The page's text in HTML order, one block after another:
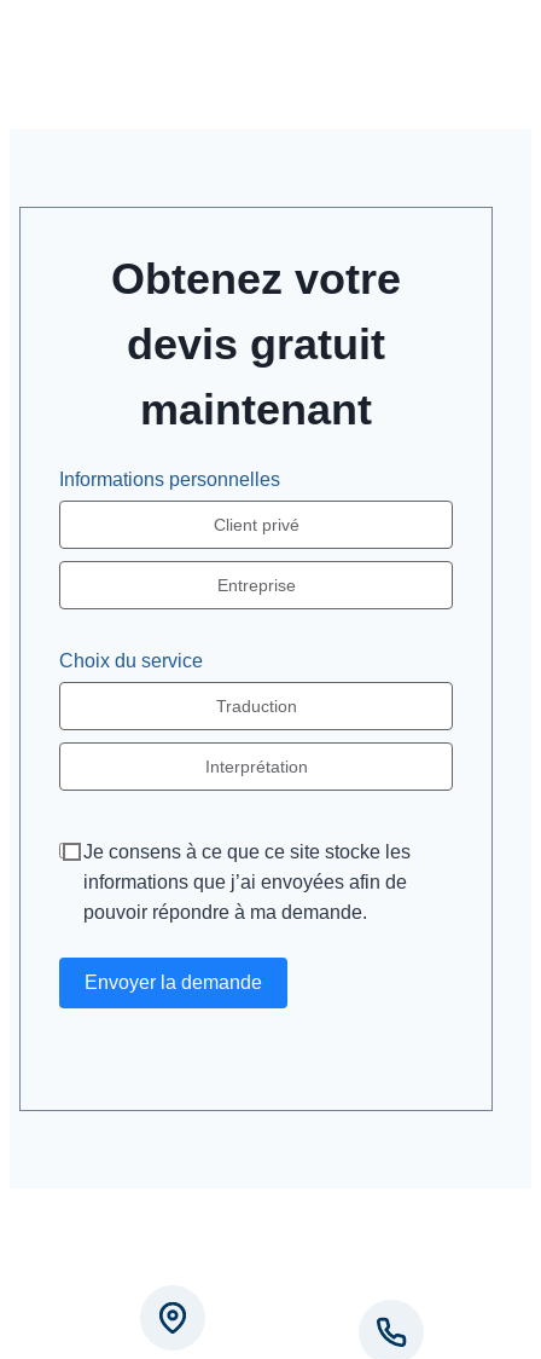
Obtenez votre
devis gratuit
maintenant
Informations personnelles
Client privé
Entreprise
Choix du service
Traduction
Interprétation
Je consens à ce que ce site stocke les
informations que j’ai envoyées afin de
pouvoir répondre à ma demande.
Envoyer la demande